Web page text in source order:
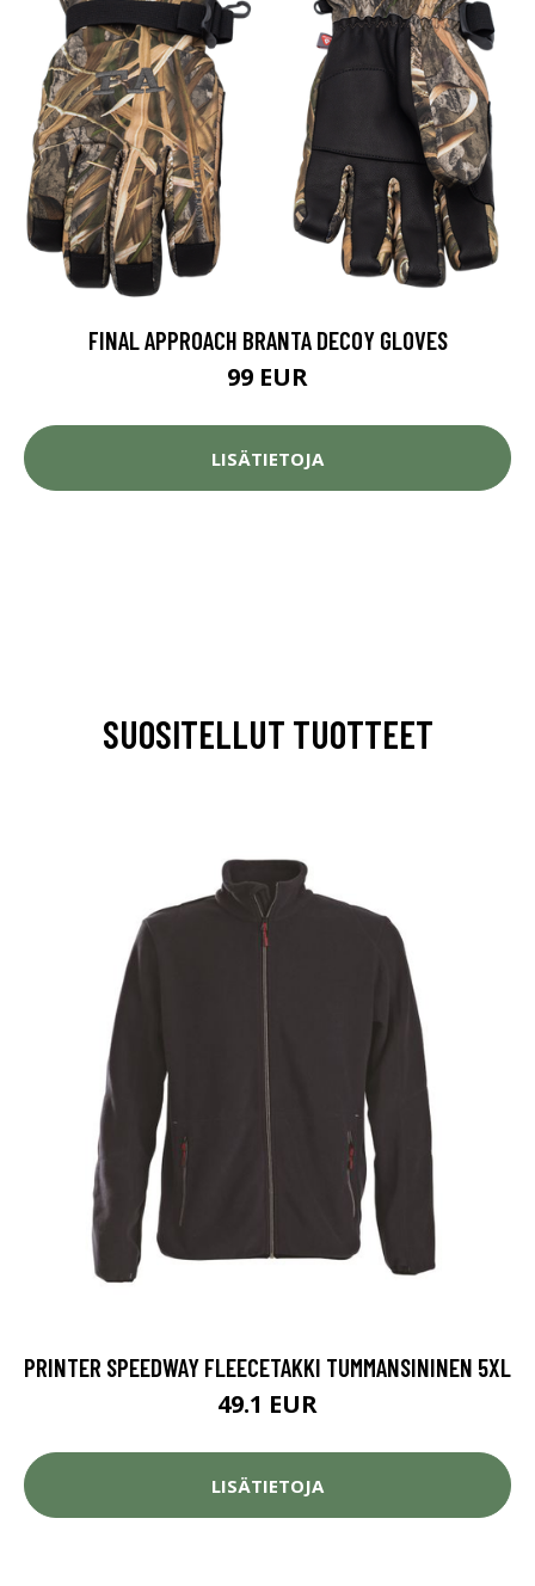
FINAL APPROACH BRANTA DECOY GLOVES
99 EUR
LISÄTIETOJA
SUOSITELLUT TUOTTEET
PRINTER SPEEDWAY FLEECETAKKI TUMMANSININEN 5XL
49.1 EUR
LISÄTIETOJA